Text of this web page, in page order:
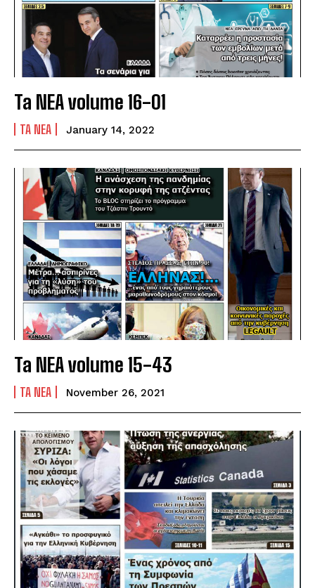
Ta NEA volume 16-01
TA NEA January 14, 2022
Ta NEA volume 15-43
TA NEA November 26, 2021